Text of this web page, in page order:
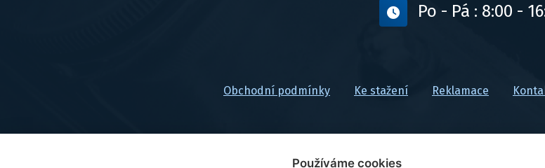
Po - Pá : 8:00 -
Obchodní podmínky Ke stažení Reklamace
Používáme cookies